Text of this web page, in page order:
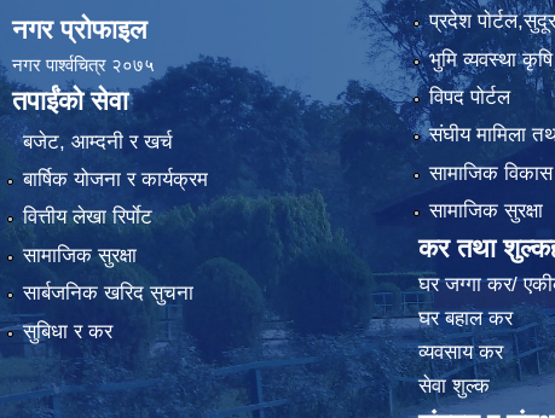
नगर प्रोफाइल
नगर पार्श्वचित्र २०७५
तपाईंको सेवा
बजेट, आम्दनी र खर्च
बार्षिक योजना र कार्यक्रम
वित्तीय लेखा रिर्पाेट
सामाजिक सुरक्षा
सार्बजनिक खरिद सुचना
सुबिधा र कर
प्रदेश
भुमि व्यवस्था
विपद पोर्टल
संघीय मामिला
सामाजिक
सामाजिक सुरक्षा
कर तथा
घर जग्गा कर/
घर बहाल कर
व्यवसाय कर
सेवा शुल्क